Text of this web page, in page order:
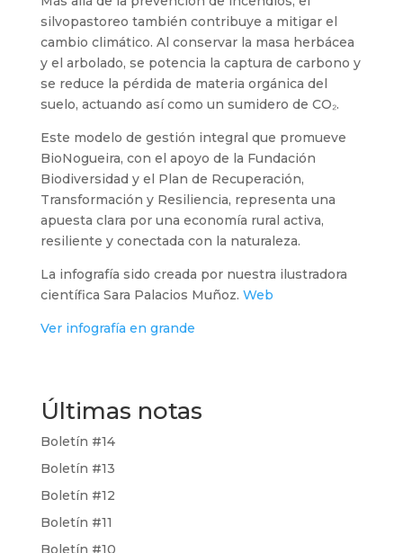
silvopastoreo también contribuye a mitigar el
cambio climático. Al conservar la masa herbácea
y el arbolado, se potencia la captura de carbono y
se reduce la pérdida de materia orgánica del
suelo, actuando así como un sumidero de CO₂.
Este modelo de gestión integral que promueve
BioNogueira, con el apoyo de la Fundación
Biodiversidad y el Plan de Recuperación,
Transformación y Resiliencia, representa una
apuesta clara por una economía rural activa,
resiliente y conectada con la naturaleza.
La infografía sido creada por nuestra ilustradora
científica Sara Palacios Muñoz. Web
Ver infografía en grande
Últimas notas
Boletín #14
Boletín #13
Boletín #12
Boletín #11
Boletín #10